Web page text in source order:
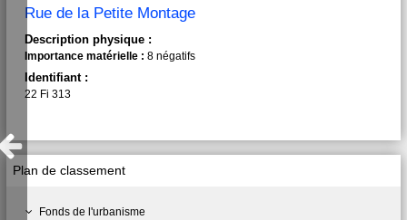
Plan de classement
Fonds de l'urbanisme
Rue de la Petite Montage
Description physique :
Importance matérielle : 8 négatifs
Identifiant :
22 Fi 313